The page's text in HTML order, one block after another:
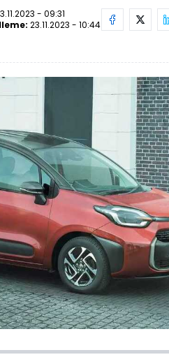
- 09:31
23.11.2023 - 10:44